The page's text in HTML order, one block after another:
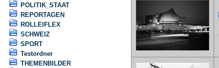
POLITIK_STAAT
REPORTAGEN
ROLLEIFLEX
SCHWEIZ
SPORT
Testordner
THEMENBILDER